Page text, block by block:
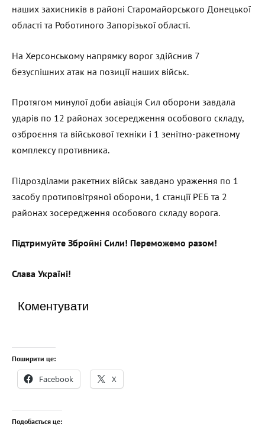
наших захисників в районі Старомайорського Донецької
області та Роботиного Запорізької області.
На Херсонському напрямку ворог здійснив 7
безуспішних атак на позиції наших військ.
Протягом минулої доби авіація Сил оборони завдала
ударів по 12 районах зосередження особового складу,
озброєння та військової техніки і 1 зенітно-ракетному
комплексу противника.
Підрозділами ракетних військ завдано ураження по 1
засобу протиповітряної оборони, 1 станції РЕБ та 2
районах зосередження особового складу ворога.
Підтримуйте Збройні Сили! Переможемо разом!
Слава Україні!
Коментувати
Поширити це:
Facebook X
Подобається це: